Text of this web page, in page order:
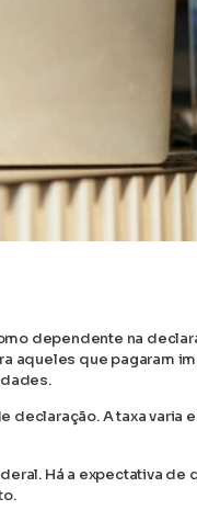
dependente na
aqueles que pagaram
A taxa varia
Há a expectativa de